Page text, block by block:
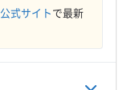
公式サイトで最新